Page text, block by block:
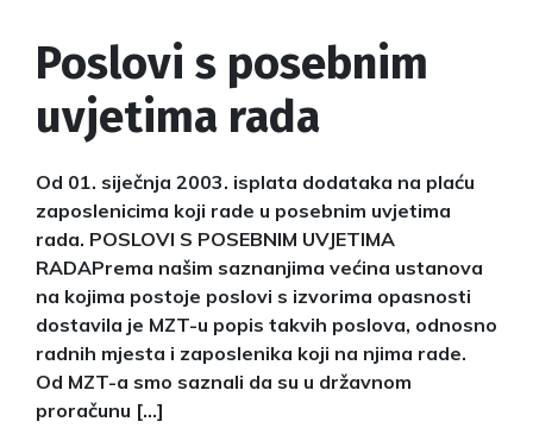
Poslovi s posebnim
uvjetima rada
Od 01. siječnja 2003. isplata dodataka na plaću
zaposlenicima koji rade u posebnim uvjetima
rada. POSLOVI S POSEBNIM UVJETIMA
RADAPrema našim saznanjima većina ustanova
na kojima postoje poslovi s izvorima opasnosti
dostavila je MZT-u popis takvih poslova, odnosno
radnih mjesta i zaposlenika koji na njima rade.
Od MZT-a smo saznali da su u državnom
proračunu […]